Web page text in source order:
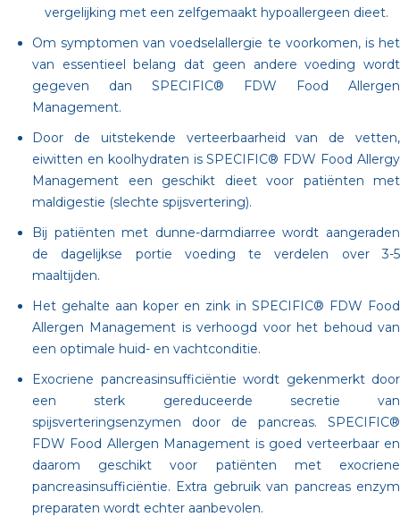
vergelijking met een zelfgemaakt hypoallergeen dieet.
Om symptomen van voedselallergie te voorkomen, is het
van essentieel belang dat geen andere voeding wordt
gegeven dan SPECIFIC® FDW Food Allergen
Management.
Door de uitstekende verteerbaarheid van de vetten,
eiwitten en koolhydraten is SPECIFIC® FDW Food Allergy
Management een geschikt dieet voor patiënten met
maldigestie (slechte spijsvertering).
Bij patiënten met dunne-darmdiarree wordt aangeraden
de dagelijkse portie voeding te verdelen over 3-5
maaltijden.
Het gehalte aan koper en zink in SPECIFIC® FDW Food
Allergen Management is verhoogd voor het behoud van
een optimale huid- en vachtconditie.
Exocriene pancreasinsufficiëntie wordt gekenmerkt door
een sterk gereduceerde secretie van
spijsverteringsenzymen door de pancreas. SPECIFIC®
FDW Food Allergen Management is goed verteerbaar en
daarom geschikt voor patiënten met exocriene
pancreasinsufficiëntie. Extra gebruik van pancreas enzym
preparaten wordt echter aanbevolen.